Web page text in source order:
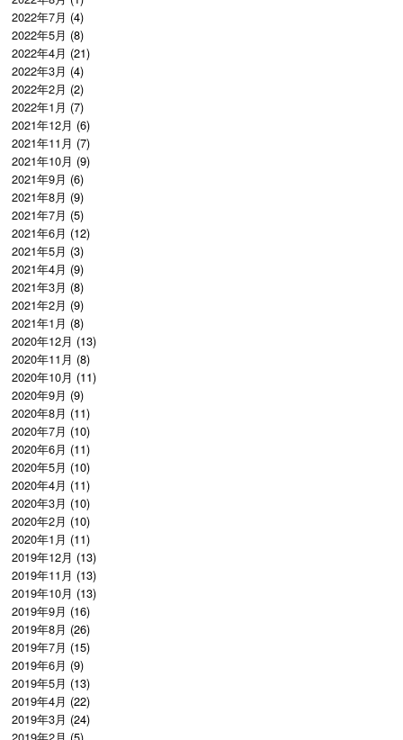
2022年7月 (4)
2022年5月 (8)
2022年4月 (21)
2022年3月 (4)
2022年2月 (2)
2022年1月 (7)
2021年12月 (6)
2021年11月 (7)
2021年10月 (9)
2021年9月 (6)
2021年8月 (9)
2021年7月 (5)
2021年6月 (12)
2021年5月 (3)
2021年4月 (9)
2021年3月 (8)
2021年2月 (9)
2021年1月 (8)
2020年12月 (13)
2020年11月 (8)
2020年10月 (11)
2020年9月 (9)
2020年8月 (11)
2020年7月 (10)
2020年6月 (11)
2020年5月 (10)
2020年4月 (11)
2020年3月 (10)
2020年2月 (10)
2020年1月 (11)
2019年12月 (13)
2019年11月 (13)
2019年10月 (13)
2019年9月 (16)
2019年8月 (26)
2019年7月 (15)
2019年6月 (9)
2019年5月 (13)
2019年4月 (22)
2019年3月 (24)